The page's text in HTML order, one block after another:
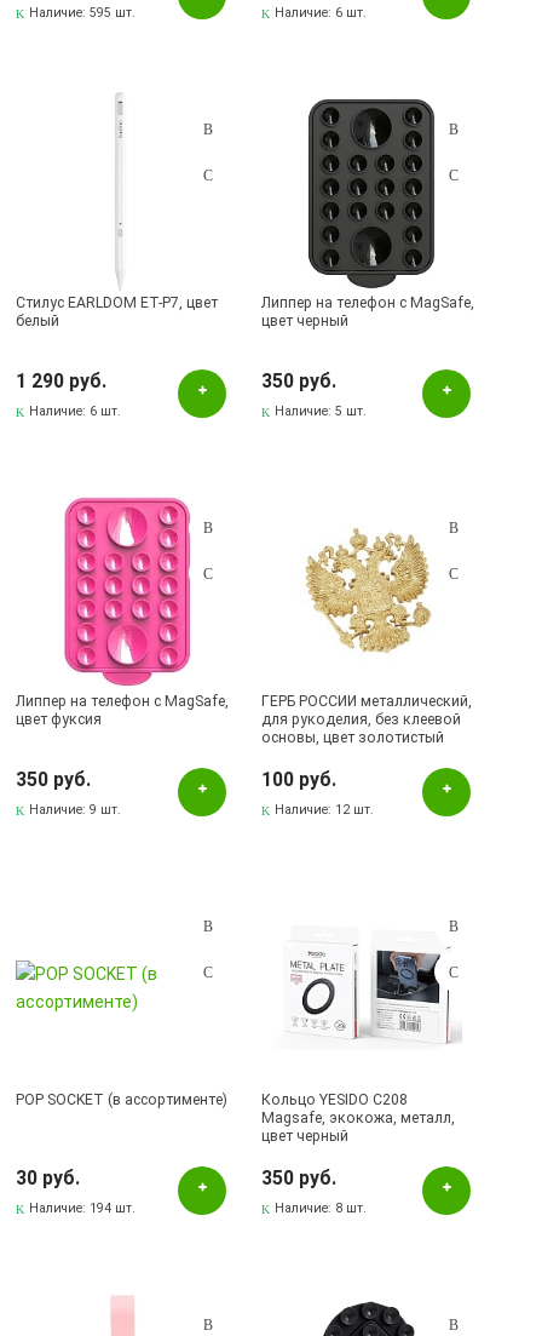
Наличие:595 шт. Наличие: 6 шт.
Стилус EARLDOM ET-P7, цвет
белый
1 290 руб.
Наличие: 6 шт.
Липпер на телефон с MagSafe,
цвет черный
350 руб.
Наличие:5 шт.
Липпер на телефон с MagSafe,
цвет фуксия
350 руб.
Наличие:9 шт.
ГЕРБ РОССИИ металлический,
для рукоделия, без клеевой
основы, цвет золотистый
100 руб.
Наличие: 12 шт.
POP SOCKET (в ассортименте)
30 руб.
Наличие: 194 шт.
Кольцо YESIDO C208
Magsafe, экокожа, металл,
цвет черный
350 руб.
Наличие: 8 шт.